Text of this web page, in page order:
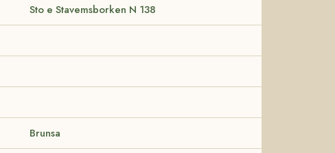
Sto e Stavemsborken N 138
Brunsa